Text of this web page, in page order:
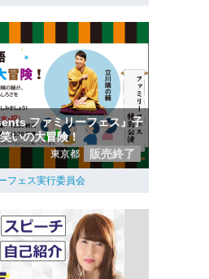
ファミリーフェス』子
いの大冒険！
東京都 販売終了
フェス実行委員会